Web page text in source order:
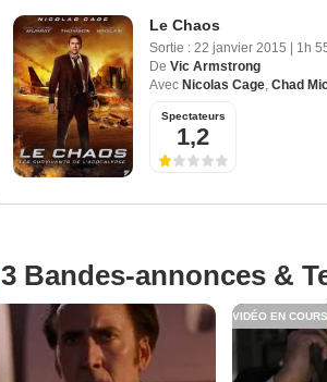
Le Chaos
Sortie : 22 janvier 2015
1h
De Vic Armstrong
Avec Nicolas Cage, Chad
Spectateurs
1,2
3 Bandes-annonces &
VIDÉO EN COURS